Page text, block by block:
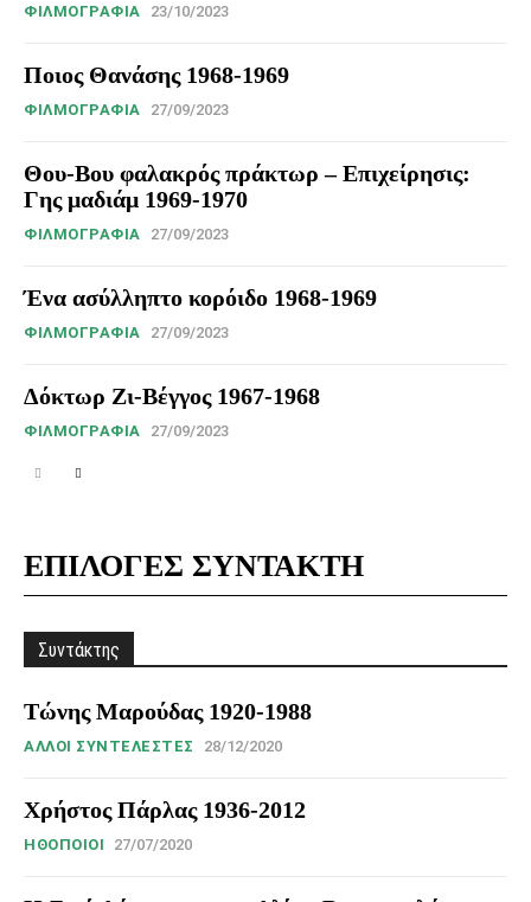
ΦΙΛΜΟΓΡΑΦΊΑ 23/10/2023
Ποιος Θανάσης 1968-1969
ΦΙΛΜΟΓΡΑΦΊΑ 27/09/2023
Θου-Βου φαλακρός πράκτωρ – Επιχείρησις:
Γης μαδιάμ 1969-1970
ΦΙΛΜΟΓΡΑΦΊΑ 27/09/2023
Ένα ασύλληπτο κορόιδο 1968-1969
ΦΙΛΜΟΓΡΑΦΊΑ 27/09/2023
Δόκτωρ Ζι-Βέγγος 1967-1968
ΦΙΛΜΟΓΡΑΦΊΑ 27/09/2023
ΕΠΙΛΟΓΕΣ ΣΥΝΤΑΚΤΗ
Συντάκτης
Τώνης Μαρούδας 1920-1988
ΆΛΛΟΙ ΣΥΝΤΕΛΕΣΤΈΣ 28/12/2020
Χρήστος Πάρλας 1936-2012
HΘΟΠΟΙΟΊ 27/07/2020